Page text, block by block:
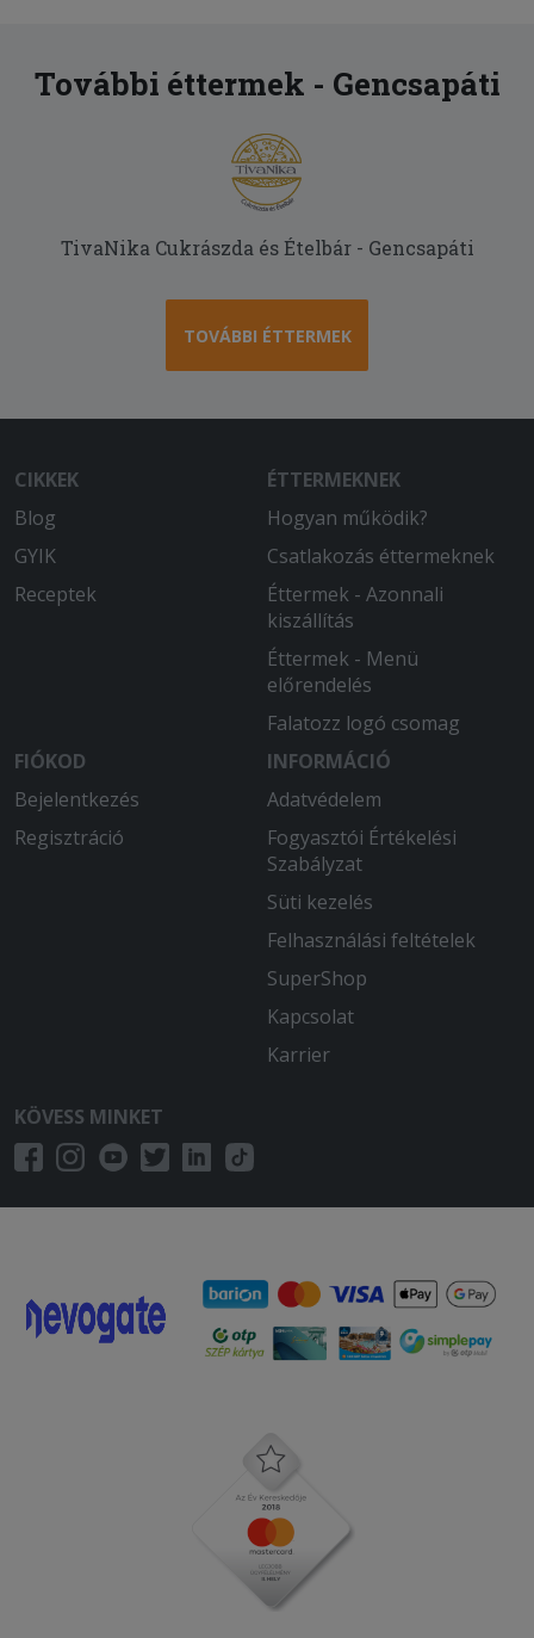
További éttermek - Gencsapáti
TivaNika Cukrászda és Ételbár - Gencsapáti
TOVÁBBI ÉTTERMEK
CIKKEK
Blog
GYIK
Receptek
ÉTTERMEKNEK
Hogyan működik?
Csatlakozás éttermeknek
Éttermek - Azonnali
kiszállítás
Éttermek - Menü
előrendelés
Falatozz logó csomag
FIÓKOD
Bejelentkezés
Regisztráció
INFORMÁCIÓ
Adatvédelem
Fogyasztói Értékelési
Szabályzat
Süti kezelés
Felhasználási feltételek
SuperShop
Kapcsolat
Karrier
KÖVESS MINKET